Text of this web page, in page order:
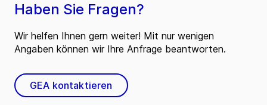
Haben Sie Fragen?
Wir helfen Ihnen gern weiter! Mit nur wenigen
Angaben können wir Ihre Anfrage beantworten.
GEA kontaktieren